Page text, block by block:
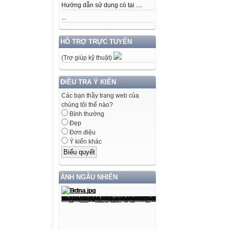
Hướng dẫn sử dụng có tại ....
...
HỖ TRỢ TRỰC TUYẾN
(Trợ giúp kỹ thuật)
ĐIỀU TRA Ý KIẾN
Các bạn thầy trang web của
chúng tôi thế nào?
Bình thường
Đẹp
Đơn điệu
Ý kiến khác
ẢNH NGẪU NHIÊN